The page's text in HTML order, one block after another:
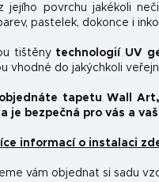
jejího povrchu jakékoli
pastelek, dokonce i
tištěny technologií UV
vhodné do jakýchkoli
tapetu Wall
je bezpečná pro vás a
informací o instalaci
vám objednat si sadu